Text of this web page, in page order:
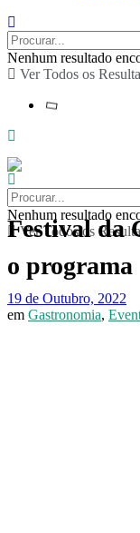
Nenhum resultado
Ver Todos os
Nenhum resultado
Ver Todos os
Festival da
o programa
19 de Outubro, 2022
em Gastronomia,